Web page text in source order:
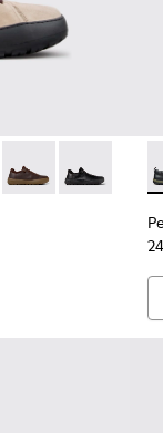
Suede and
- Gray Leather
010 -
- K101075-007
Peu Serra -Peu Serra -